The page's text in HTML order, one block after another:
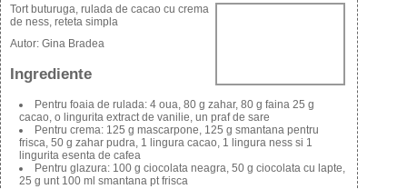
Tort buturuga, rulada de cacao cu crema
de ness, reteta simpla
Autor: Gina Bradea
Ingrediente
Pentru foaia de rulada: 4 oua, 80 g zahar, 80 g faina 25 g
cacao, o lingurita extract de vanilie, un praf de sare
Pentru crema: 125 g mascarpone, 125 g smantana pentru
frisca, 50 g zahar pudra, 1 lingura cacao, 1 lingura ness si 1
lingurita esenta de cafea
Pentru glazura: 100 g ciocolata neagra, 50 g ciocolata cu lapte,
25 g unt 100 ml smantana pt frisca